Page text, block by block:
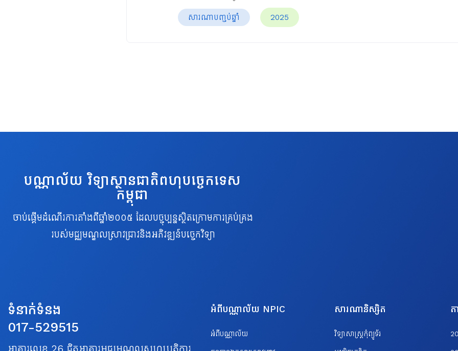
សារណាបញ្ចប់ឆ្នាំ 2025
បណ្ណាល័យ វិទ្យាស្ថានជាតិពហុបច្ចេកទេស
កម្ពុជា
ចាប់ផ្តើមដំណើរការតាំងពីឆ្នាំ២០០៥ ដែលបច្ចុប្បន្នស្ថិតក្រោមការគ្រប់គ្រង
របស់មជ្ឈមណ្ឌលស្រាវជ្រាវនិងអភិវឌ្ឍន៍បច្ចេកវិទ្យា
ទំនាក់ទំនង
017-529515
អំពីបណ្ណាល័យ NPIC
អំពីបណ្ណាល័យ
សារណានិស្សិត
វិទ្យាសាស្ត្រកុំព្យូទ័រ
ត